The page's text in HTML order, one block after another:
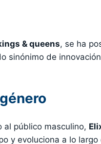
& queens, se ha
sinónimo de
al público masculino,
y evoluciona a lo largo